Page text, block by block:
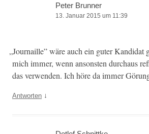
Peter Brunner
13. Januar 2015 um 11:39
„Jour­naille” wäre auch ein guter Kan­di­dat
mich immer, wenn anson­sten dur­chaus
das ver­wen­den. Ich höre da immer
Antworten ↓